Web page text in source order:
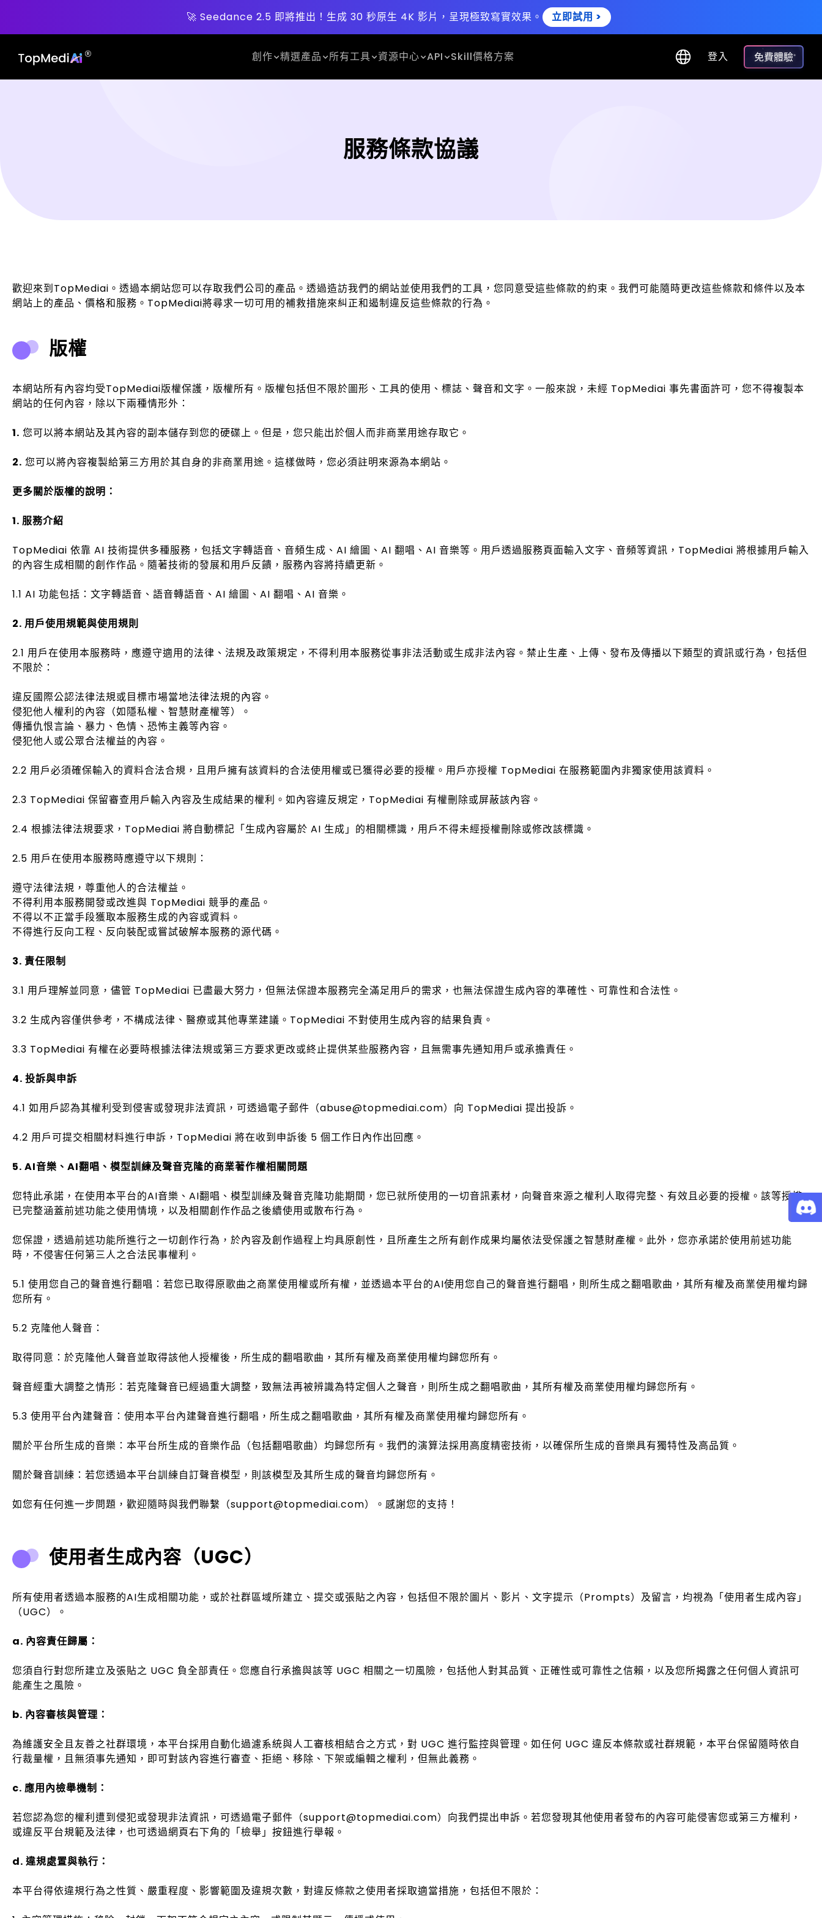
🚀 Seedance 2.5 即將推出！ 生成 30 秒原生 4K 影片，呈現極致寫實效果。 立即試用 >
創作 精選產品 所有工具 資源中心 API Skill價格方案 登入 免費體驗
服務條款協議
歡迎來到TopMediai。透過本網站您可以存取我們公司的產品。透過造訪我們的網站並使用我們的工具，您同意受這些條款的約束。我們可能隨時更改這些條款和條件以及本
網站上的產品、價格和服務。TopMediai將尋求一切可用的補救措施來糾正和遏制違反這些條款的行為。
版權
本網站所有內容均受TopMediai版權保護，版權所有。版權包括但不限於圖形、工具的使用、標誌、聲音和文字。一般來說，未經 TopMediai 事先書面許可，您不得複製本
網站的任何內容，除以下兩種情形外：
1. 您可以將本網站及其內容的副本儲存到您的硬碟上。但是，您只能出於個人而非商業用途存取它。
2. 您可以將內容複製給第三方用於其自身的非商業用途。這樣做時，您必須註明來源為本網站。
更多關於版權的說明：
1. 服務介紹
TopMediai 依靠 AI 技術提供多種服務，包括文字轉語音、音頻生成、AI 繪圖、AI 翻唱、AI 音樂等。用戶透過服務頁面輸入文字、音頻等資訊，TopMediai 將根據用戶輸入
的內容生成相關的創作作品。隨著技術的發展和用戶反饋，服務內容將持續更新。
1.1 AI 功能包括：文字轉語音、語音轉語音、AI 繪圖、AI 翻唱、AI 音樂。
2. 用戶使用規範與使用規則
2.1 用戶在使用本服務時，應遵守適用的法律、法規及政策規定，不得利用本服務從事非法活動或生成非法內容。禁止生產、上傳、發布及傳播以下類型的資訊或行為，包括但
不限於：
違反國際公認法律法規或目標市場當地法律法規的內容。
侵犯他人權利的內容（如隱私權、智慧財產權等）。
傳播仇恨言論、暴力、色情、恐怖主義等內容。
侵犯他人或公眾合法權益的內容。
2.2 用戶必須確保輸入的資料合法合規，且用戶擁有該資料的合法使用權或已獲得必要的授權。用戶亦授權 TopMediai 在服務範圍內非獨家使用該資料。
2.3 TopMediai 保留審查用戶輸入內容及生成結果的權利。如內容違反規定，TopMediai 有權刪除或屏蔽該內容。
2.4 根據法律法規要求，TopMediai 將自動標記「生成內容屬於 AI 生成」的相關標識，用戶不得未經授權刪除或修改該標識。
2.5 用戶在使用本服務時應遵守以下規則：
遵守法律法規，尊重他人的合法權益。
不得利用本服務開發或改進與 TopMediai 競爭的產品。
不得以不正當手段獲取本服務生成的內容或資料。
不得進行反向工程、反向裝配或嘗試破解本服務的源代碼。
3. 責任限制
3.1 用戶理解並同意，儘管 TopMediai 已盡最大努力，但無法保證本服務完全滿足用戶的需求，也無法保證生成內容的準確性、可靠性和合法性。
3.2 生成內容僅供參考，不構成法律、醫療或其他專業建議。TopMediai 不對使用生成內容的結果負責。
3.3 TopMediai 有權在必要時根據法律法規或第三方要求更改或終止提供某些服務內容，且無需事先通知用戶或承擔責任。
4. 投訴與申訴
4.1 如用戶認為其權利受到侵害或發現非法資訊，可透過電子郵件（abuse@topmediai.com）向 TopMediai 提出投訴。
4.2 用戶可提交相關材料進行申訴，TopMediai 將在收到申訴後 5 個工作日內作出回應。
5. AI音樂、AI翻唱、模型訓練及聲音克隆的商業著作權相關問題
您特此承諾，在使用本平台的AI音樂、AI翻唱、模型訓練及聲音克隆功能期間，您已就所使用的一切音訊素材，向聲音來源之權利人取得完整、有效且必要的授權。該等授權
已完整涵蓋前述功能之使用情境，以及相關創作作品之後續使用或散布行為。
您保證，透過前述功能所進行之一切創作行為，於內容及創作過程上均具原創性，且所產生之所有創作成果均屬依法受保護之智慧財產權。此外，您亦承諾於使用前述功能
時，不侵害任何第三人之合法民事權利。
5.1 使用您自己的聲音進行翻唱：若您已取得原歌曲之商業使用權或所有權，並透過本平台的AI使用您自己的聲音進行翻唱，則所生成之翻唱歌曲，其所有權及商業使用權均歸
您所有。
5.2 克隆他人聲音：
取得同意：於克隆他人聲音並取得該他人授權後，所生成的翻唱歌曲，其所有權及商業使用權均歸您所有。
聲音經重大調整之情形：若克隆聲音已經過重大調整，致無法再被辨識為特定個人之聲音，則所生成之翻唱歌曲，其所有權及商業使用權均歸您所有。
5.3 使用平台內建聲音：使用本平台內建聲音進行翻唱，所生成之翻唱歌曲，其所有權及商業使用權均歸您所有。
關於平台所生成的音樂：本平台所生成的音樂作品（包括翻唱歌曲）均歸您所有。我們的演算法採用高度精密技術，以確保所生成的音樂具有獨特性及高品質。
關於聲音訓練：若您透過本平台訓練自訂聲音模型，則該模型及其所生成的聲音均歸您所有。
如您有任何進一步問題，歡迎隨時與我們聯繫（support@topmediai.com）。感謝您的支持！
使用者生成內容（UGC）
所有使用者透過本服務的AI生成相關功能，或於社群區域所建立、提交或張貼之內容，包括但不限於圖片、影片、文字提示（Prompts）及留言，均視為「使用者生成內容」
（UGC）。
a. 內容責任歸屬：
您須自行對您所建立及張貼之 UGC 負全部責任。您應自行承擔與該等 UGC 相關之一切風險，包括他人對其品質、正確性或可靠性之信賴，以及您所揭露之任何個人資訊可
能產生之風險。
b. 內容審核與管理：
為維護安全且友善之社群環境，本平台採用自動化過濾系統與人工審核相結合之方式，對 UGC 進行監控與管理。如任何 UGC 違反本條款或社群規範，本平台保留隨時依自
行裁量權，且無須事先通知，即可對該內容進行審查、拒絕、移除、下架或編輯之權利，但無此義務。
c. 應用內檢舉機制：
若您認為您的權利遭到侵犯或發現非法資訊，可透過電子郵件（support@topmediai.com）向我們提出申訴。若您發現其他使用者發布的內容可能侵害您或第三方權利，
或違反平台規範及法律，也可透過網頁右下角的「檢舉」按鈕進行舉報。
d. 違規處置與執行：
本平台得依違規行為之性質、嚴重程度、影響範圍及違規次數，對違反條款之使用者採取適當措施，包括但不限於：